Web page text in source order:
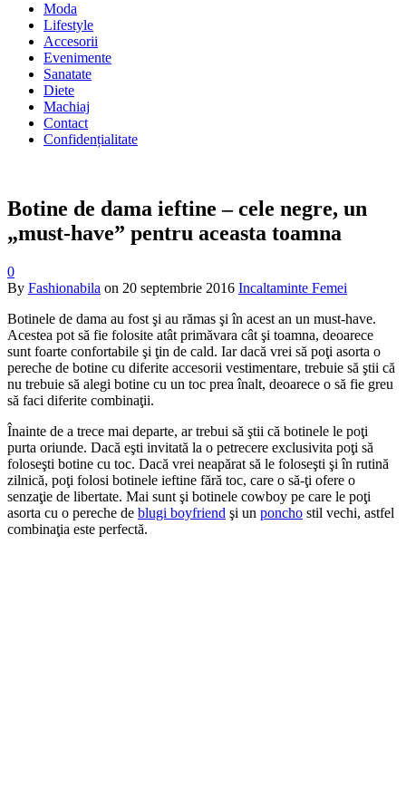
Moda
Lifestyle
Accesorii
Evenimente
Sanatate
Diete
Machiaj
Contact
Confidențialitate
Botine de dama ieftine – cele negre, un
„must-have” pentru aceasta toamna
0
By Fashionabila on 20 septembrie 2016 Incaltaminte Femei
Botinele de dama au fost şi au rămas şi în acest an un must-have.
Acestea pot să fie folosite atât primăvara cât şi toamna, deoarece
sunt foarte confortabile şi ţin de cald. Iar dacă vrei să poţi asorta o
pereche de botine cu diferite accesorii vestimentare, trebuie să ştii că
nu trebuie să alegi botine cu un toc prea înalt, deoarece o să fie greu
să faci diferite combinaţii.
Înainte de a trece mai departe, ar trebui să ştii că botinele le poţi
purta oriunde. Dacă eşti invitată la o petrecere exclusivita poţi să
foloseşti botine cu toc. Dacă vrei neapărat să le foloseşti şi în rutină
zilnică, poţi folosi botinele ieftine fără toc, care o să-ţi ofere o
senzaţie de libertate. Mai sunt şi botinele cowboy pe care le poţi
asorta cu o pereche de blugi boyfriend şi un poncho stil vechi, astfel
combinaţia este perfectă.